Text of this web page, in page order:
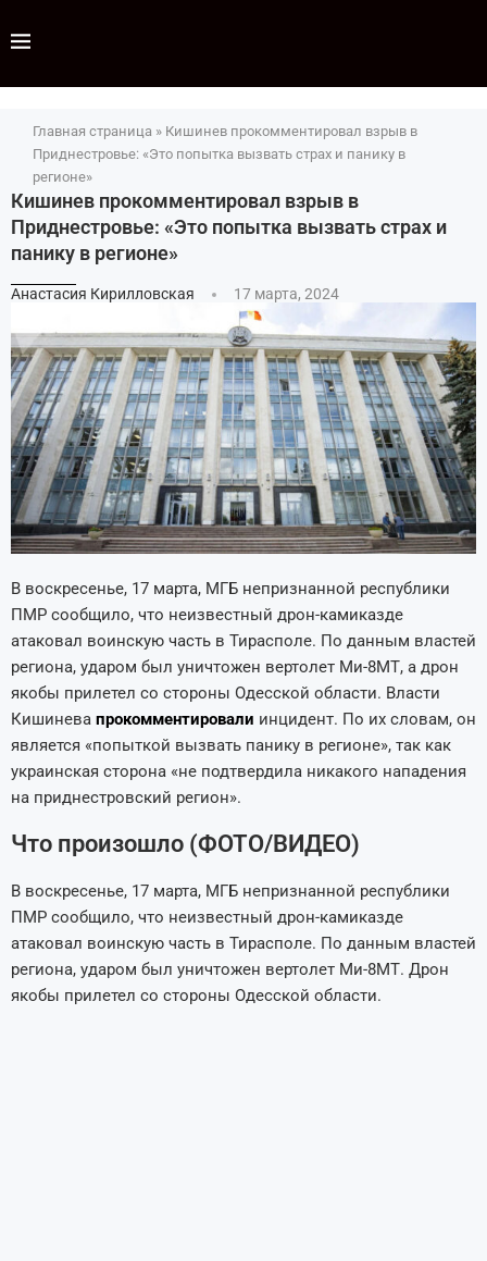
Главная страница » Кишинев прокомментировал взрыв в
Приднестровье: «Это попытка вызвать страх и панику в
регионе»
Кишинев прокомментировал взрыв в
Приднестровье: «Это попытка вызвать страх и
панику в регионе»
Анастасия Кирилловская 17 марта, 2024
В воскресенье, 17 марта, МГБ непризнанной республики
ПМР сообщило, что неизвестный дрон-камиказде
атаковал воинскую часть в Тирасполе. По данным властей
региона, ударом был уничтожен вертолет Ми-8МТ, а дрон
якобы прилетел со стороны Одесской области. Власти
Кишинева прокомментировали инцидент. По их словам, он
является «попыткой вызвать панику в регионе», так как
украинская сторона «не подтвердила никакого нападения
на приднестровский регион».
Что произошло (ФОТО/ВИДЕО)
В воскресенье, 17 марта, МГБ непризнанной республики
ПМР сообщило, что неизвестный дрон-камиказде
атаковал воинскую часть в Тирасполе. По данным властей
региона, ударом был уничтожен вертолет Ми-8МТ. Дрон
якобы прилетел со стороны Одесской области.